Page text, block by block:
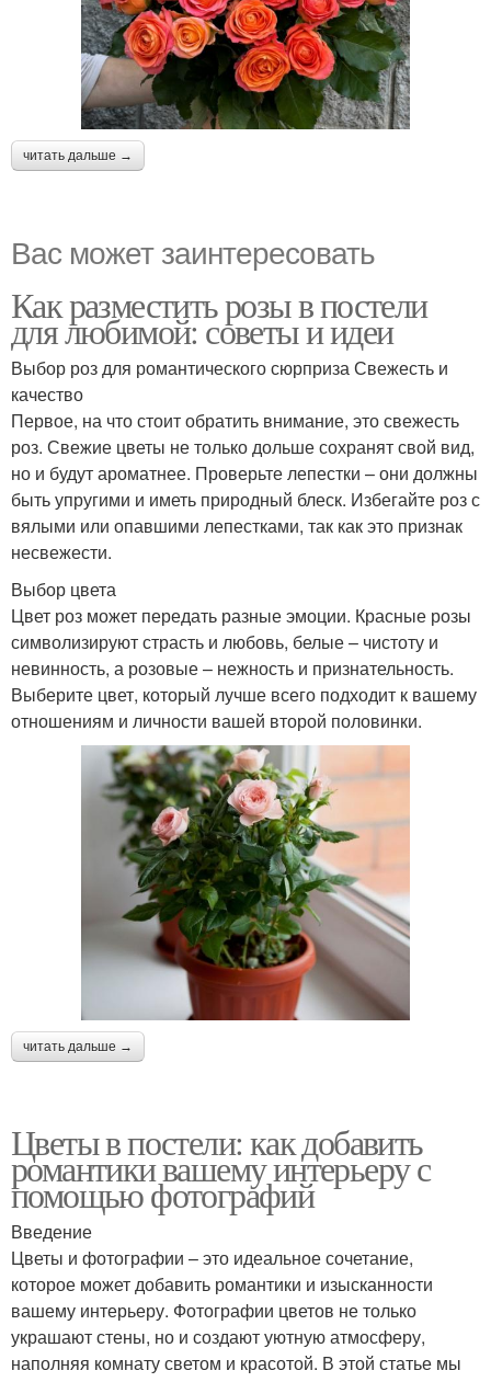
читать дальше →
Вас может заинтересовать
Как разместить розы в постели
для любимой: советы и идеи
Выбор роз для романтического сюрприза Свежесть и
качество
Первое, на что стоит обратить внимание, это свежесть
роз. Свежие цветы не только дольше сохранят свой вид,
но и будут ароматнее. Проверьте лепестки – они должны
быть упругими и иметь природный блеск. Избегайте роз с
вялыми или опавшими лепестками, так как это признак
несвежести.
Выбор цвета
Цвет роз может передать разные эмоции. Красные розы
символизируют страсть и любовь, белые – чистоту и
невинность, а розовые – нежность и признательность.
Выберите цвет, который лучше всего подходит к вашему
отношениям и личности вашей второй половинки.
читать дальше →
Цветы в постели: как добавить
романтики вашему интерьеру с
помощью фотографий
Введение
Цветы и фотографии – это идеальное сочетание,
которое может добавить романтики и изысканности
вашему интерьеру. Фотографии цветов не только
украшают стены, но и создают уютную атмосферу,
наполняя комнату светом и красотой. В этой статье мы